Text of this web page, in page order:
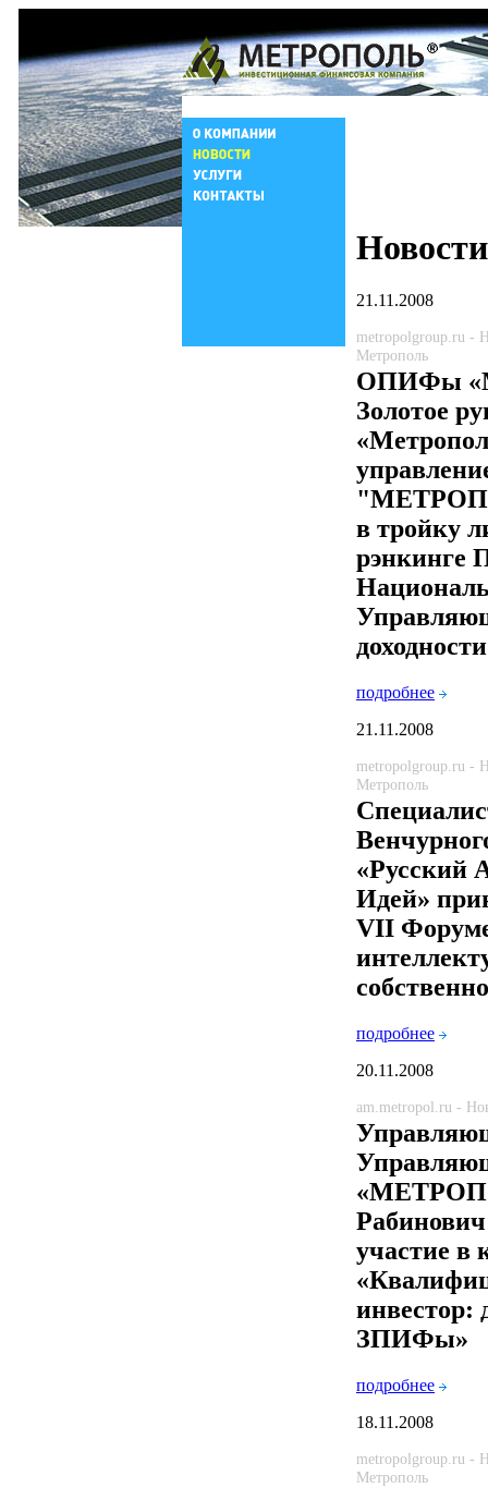
21.11.2008
metropolgroup.ru -
Метрополь
ОПИФы
Золотое
в тройку
рэнкинге
доходности
подробнее
21.11.2008
metropolgroup.ru -
Метрополь
«Русский
Идей»
VII
подробнее
20.11.2008
am.metropol.ru -
участие в
инвестор:
ЗПИФы»
подробнее
18.11.2008
metropolgroup.ru -
Метрополь